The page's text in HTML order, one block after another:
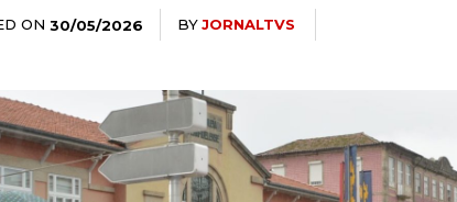
ON 30/05/2026 BYJORNALTVS